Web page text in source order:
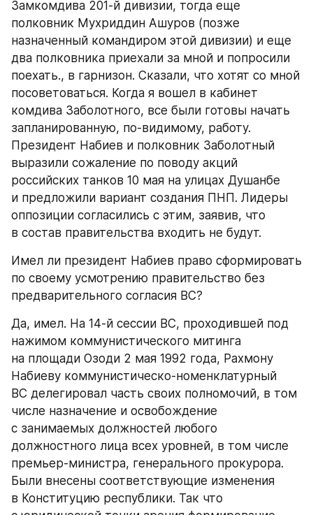
Замкомдива 201-й дивизии, тогда еще
полковник Мухриддин Ашуров (позже
назначенный командиром этой дивизии) и еще
два полковника приехали за мной и попросили
поехать., в гарнизон. Сказали, что хотят со мной
посоветоваться. Когда я вошел в кабинет
комдива Заболотного, все были готовы начать
запланированную, по-видимому, работу.
Президент Набиев и полковник Заболотный
выразили сожаление по поводу акций
российских танков 10 мая на улицах Душанбе
и предложили вариант создания ПНП. Лидеры
оппозиции согласились с этим, заявив, что
в состав правительства входить не будут.
Имел ли президент Набиев право сформировать
по своему усмотрению правительство без
предварительного согласия ВС?
Да, имел. На 14-й сессии ВС, проходившей под
нажимом коммунистического митинга
на площади Озоди 2 мая 1992 года, Рахмону
Набиеву коммунистическо-номенклатурный
ВС делегировал часть своих полномочий, в том
числе назначение и освобождение
с занимаемых должностей любого
должностного лица всех уровней, в том числе
премьер-министра, генерального прокурора.
Были внесены соответствующие изменения
в Конституцию республики. Так что